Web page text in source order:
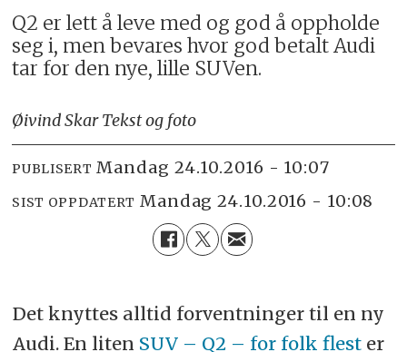
Q2 er lett å leve med og god å oppholde
seg i, men bevares hvor god betalt Audi
tar for den nye, lille SUVen.
Øivind Skar Tekst og foto
PUBLISERT mandag 24.10.2016 - 10:07
SIST OPPDATERT mandag 24.10.2016 - 10:08
Det knyttes alltid forventninger til en ny
Audi. En liten SUV – Q2 – for folk flester